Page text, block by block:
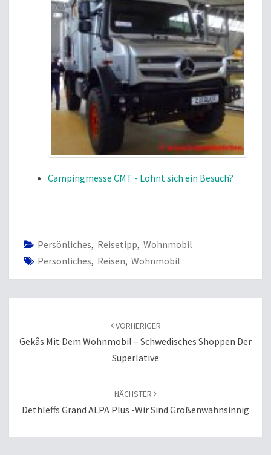
Campingmesse CMT - Lohnt sich ein Besuch?
Persönliches, Reisetipp, Wohnmobil
Persönliches, Reisen, Wohnmobil
VORHERIGER
Gekås Mit Dem Wohnmobil – Schwedisches Shoppen Der
Superlative
NÄCHSTER
Dethleffs Grand ALPA Plus -Wir Sind Größenwahnsinnig